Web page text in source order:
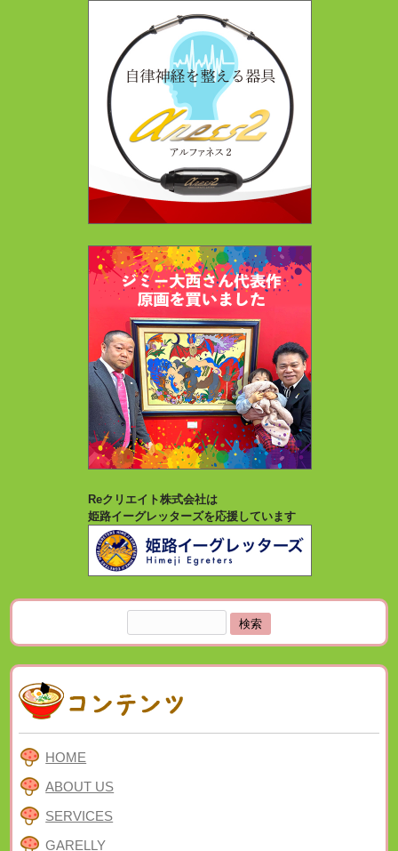
Reクリエイト株式会社は
姫路イーグレッターズを応援しています
索:
HOME
ABOUT US
SERVICES
GARELLY